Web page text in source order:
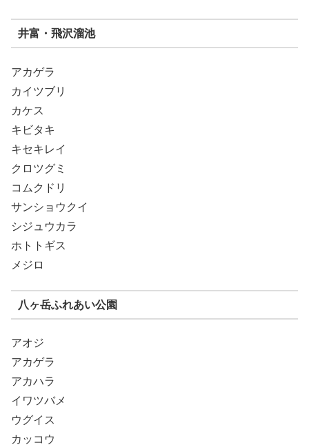
井富・飛沢溜池
アカゲラ
カイツブリ
カケス
キビタキ
キセキレイ
クロツグミ
コムクドリ
サンショウクイ
シジュウカラ
ホトトギス
メジロ
八ヶ岳ふれあい公園
アオジ
アカゲラ
アカハラ
イワツバメ
ウグイス
カッコウ